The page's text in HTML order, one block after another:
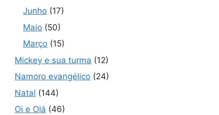
Junho (17)
Maio (50)
Março (15)
Mickey e sua turma (12)
Namoro evangélico (24)
Natal (144)
Oi e Olá (46)